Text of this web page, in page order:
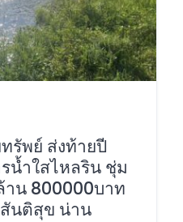
รัพย์ ส่งท้ายปี
ำใสไหลริน ชุ่ม
น 800000บาท
นติสุข น่าน